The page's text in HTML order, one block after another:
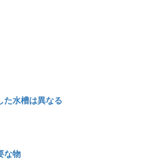
た水槽は異なる
な物